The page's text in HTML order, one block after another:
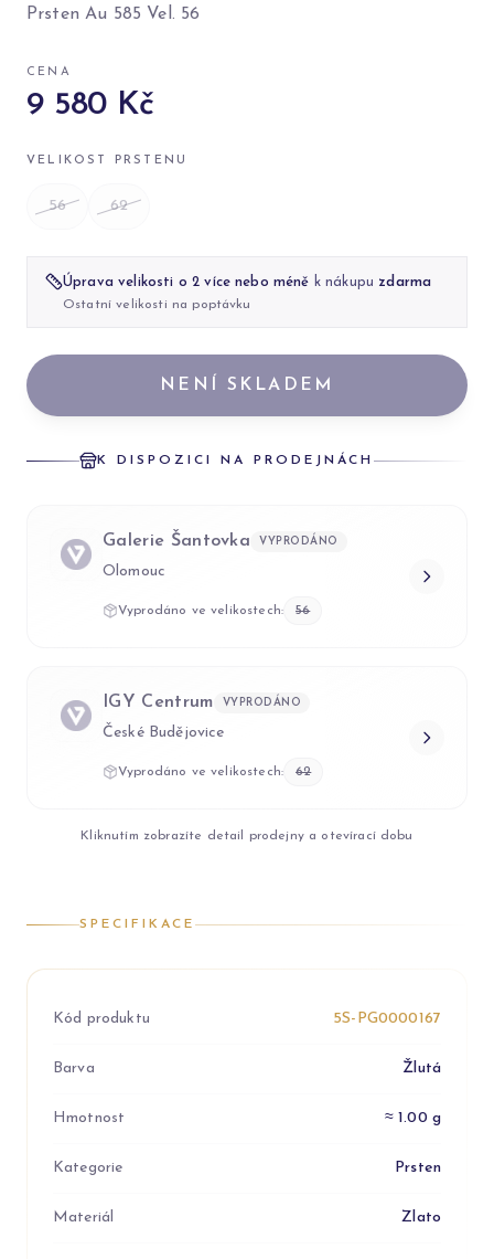
Prsten Au 585 Vel. 56
CENA
9 580 Kč
VELIKOST PRSTENU
56 62
Úprava velikosti o 2 více nebo méně k nákupu zdarma
Ostatní velikosti na poptávku
NENÍ SKLADEM
K DISPOZICI NA PRODEJNÁCH
Galerie Šantovka VYPRODÁNO
Olomouc
Vyprodáno ve velikostech: 56
IGY Centrum VYPRODÁNO
České Budějovice
Vyprodáno ve velikostech: 62
Kliknutím zobrazíte detail prodejny a otevírací dobu
SPECIFIKACE
Kód produktu 5S-PG0000167
Barva Žlutá
Hmotnost ≈ 1.00 g
Kategorie Prsten
Materiál Zlato